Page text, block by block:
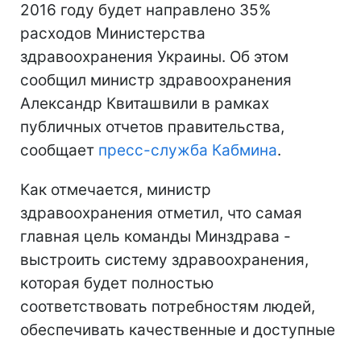
2016 году будет направлено 35%
расходов Министерства
здравоохранения Украины. Об этом
сообщил министр здравоохранения
Александр Квиташвили в рамках
публичных отчетов правительства,
сообщает пресс-служба Кабмина.
Как отмечается, министр
здравоохранения отметил, что самая
главная цель команды Минздрава -
выстроить систему здравоохранения,
которая будет полностью
соответствовать потребностям людей,
обеспечивать качественные и доступные